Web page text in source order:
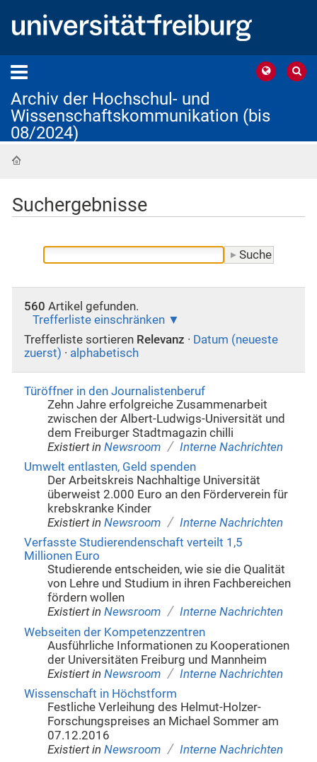
Archiv der Hochschul- und
Wissenschaftskommunikation (bis
08/2024)
Suchergebnisse
560 Artikel gefunden.
Trefferliste einschränken
Trefferliste sortieren Relevanz · Datum (neueste
zuerst) · alphabetisch
Türöffner in den Journalistenberuf
Zehn Jahre erfolgreiche Zusammenarbeit
zwischen der Albert-Ludwigs-Universität und
dem Freiburger Stadtmagazin chilli
Existiert in Newsroom / Interne Nachrichten
Umwelt entlasten, Geld spenden
Der Arbeitskreis Nachhaltige Universität
überweist 2.000 Euro an den Förderverein für
krebskranke Kinder
Existiert in Newsroom / Interne Nachrichten
Verfasste Studierendenschaft verteilt 1,5
Millionen Euro
Studierende entscheiden, wie sie die Qualität
von Lehre und Studium in ihren Fachbereichen
fördern wollen
Existiert in Newsroom / Interne Nachrichten
Webseiten der Kompetenzzentren
Ausführliche Informationen zu Kooperationen
der Universitäten Freiburg und Mannheim
Existiert in Newsroom / Interne Nachrichten
Wissenschaft in Höchstform
Festliche Verleihung des Helmut-Holzer-
Forschungspreises an Michael Sommer am
07.12.2016
Existiert in Newsroom / Interne Nachrichten